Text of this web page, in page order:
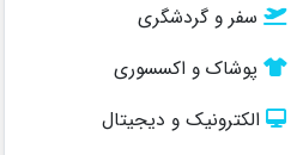
سفر و گردشگری
پوشاک و اکسسوری
الکترونیک و دیجیتال